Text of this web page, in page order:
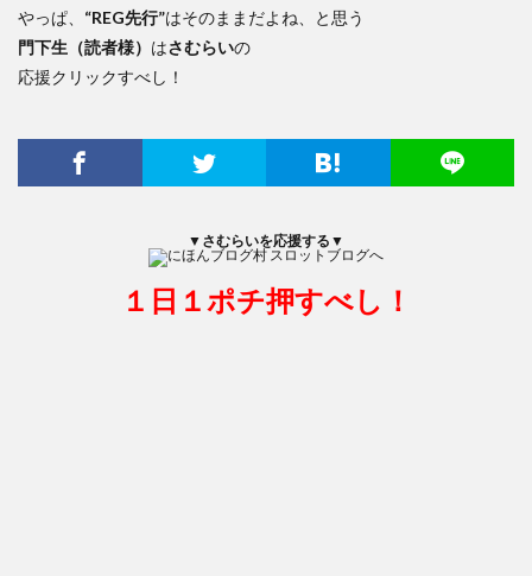
やっぱ、 “REG先行”はそのままだよね、と思う
門下生（読者様） はさむらいの
応援クリックすべし！
▼さむらいを応援する▼
１日１ポチ押すべし！